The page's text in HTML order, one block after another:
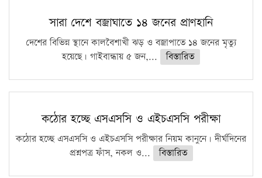
সারা দেশে বজ্রাঘাতে ১৪ জনের প্রাণহানি
দেশের বিভিন্ন স্থানে কালবৈশাখী ঝড় ও বজ্রাপাতে ১৪ জনের মৃত্যু
হয়েছে। গাইবান্ধায় ৫ জন,...
বিস্তারিত
কঠোর হচ্ছে এসএসসি ও এইচএসসি পরীক্ষা
কঠোর হচ্ছে এসএসসি ও এইচএসসি পরীক্ষার নিয়ম কানুনে। দীর্ঘদিনের
প্রশ্নপত্র ফাঁস, নকল ও...
বিস্তারিত